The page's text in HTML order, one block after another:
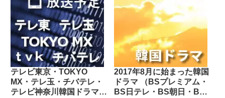
テレビ東京・TOKYO
MX・テレ玉・チバテレ・
テレビ神奈川韓国ドラマ週
2017年8月に始まった韓国
ドラマ （BSプレミアム・
BS日テレ・BS朝日・BS-